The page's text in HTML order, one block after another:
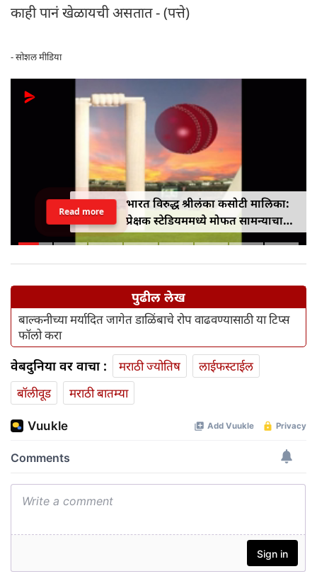
काही पानं खेळायची असतात - (पत्ते)
- सोशल मीडिया
भारत विरुद्ध श्रीलंका कसोटी मालिका:
प्रेक्षक स्टेडियममध्ये मोफत सामन्याचा
आनंद घेऊ शकतात
Read more
पुढील लेख
बाल्कनीच्या मर्यादित जागेत डाळिंबाचे रोप वाढवण्यासाठी या टिप्स
फॉलो करा
वेबदुनिया वर वाचा : मराठी ज्योतिष
लाईफस्टाईल
बॉलीवूड
मराठी बातम्या